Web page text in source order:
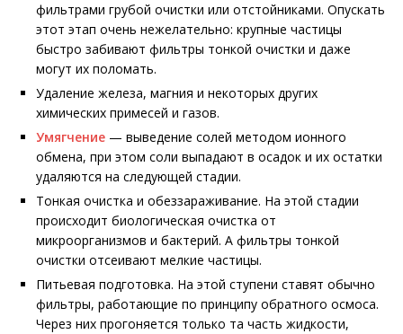
фильтрами грубой очистки или отстойниками. Опускать
этот этап очень нежелательно: крупные частицы
быстро забивают фильтры тонкой очистки и даже
могут их поломать.
Удаление железа, магния и некоторых других
химических примесей и газов.
Умягчение — выведение солей методом ионного
обмена, при этом соли выпадают в осадок и их остатки
удаляются на следующей стадии.
Тонкая очистка и обеззараживание. На этой стадии
происходит биологическая очистка от
микроорганизмов и бактерий. А фильтры тонкой
очистки отсеивают мелкие частицы.
Питьевая подготовка. На этой ступени ставят обычно
фильтры, работающие по принципу обратного осмоса.
Через них прогоняется только та часть жидкости,